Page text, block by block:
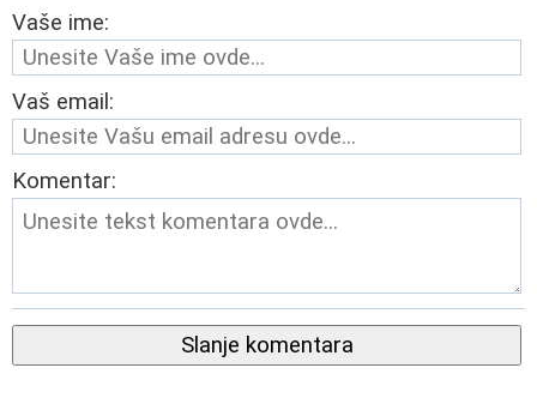
Vaše ime:
Vaš email:
Komentar:
Slanje komentara